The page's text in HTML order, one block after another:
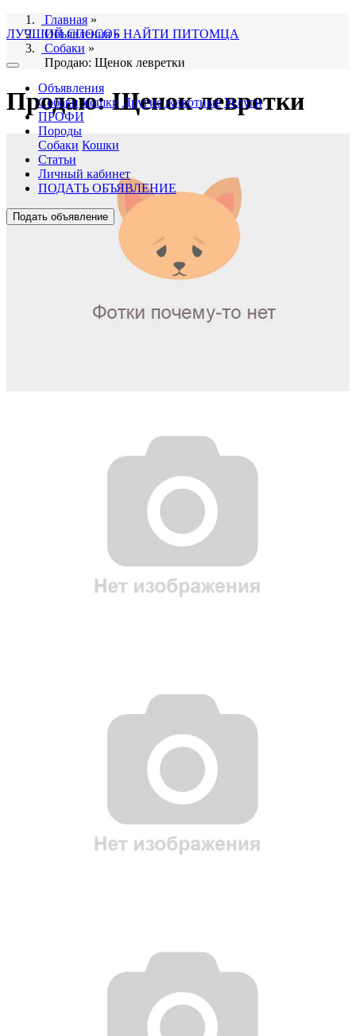
ЛУЧШИЙ СПОСОБ НАЙТИ ПИТОМЦА
Объявления
Собаки Кошки Другие животные Услуги
ПРОФИ
Породы
Собаки Кошки
Статьи
Личный кабинет
ПОДАТЬ ОБЪЯВЛЕНИЕ
Подать объявление
Главная »
Объявления»
Собаки »
Продаю: Щенок левретки
Продаю: Щенок левретки